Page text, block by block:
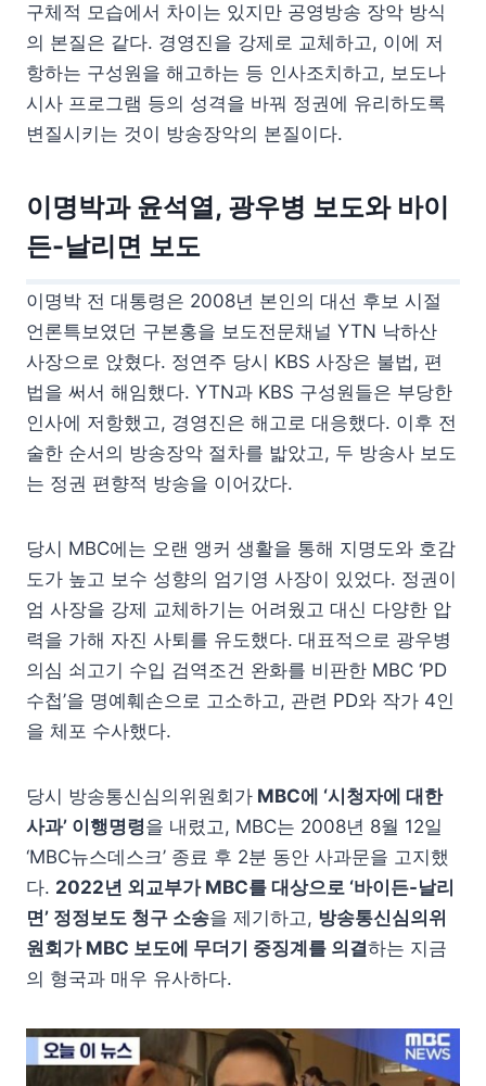
구체적 모습에서 차이는 있지만 공영방송 장악 방식
의 본질은 같다. 경영진을 강제로 교체하고, 이에 저
항하는 구성원을 해고하는 등 인사조치하고, 보도나
시사 프로그램 등의 성격을 바꿔 정권에 유리하도록
변질시키는 것이 방송장악의 본질이다.
이명박과 윤석열, 광우병 보도와 바이
든-날리면 보도
이명박 전 대통령은 2008년 본인의 대선 후보 시절
언론특보였던 구본홍을 보도전문채널 YTN 낙하산
사장으로 앉혔다. 정연주 당시 KBS 사장은 불법, 편
법을 써서 해임했다. YTN과 KBS 구성원들은 부당한
인사에 저항했고, 경영진은 해고로 대응했다. 이후 전
술한 순서의 방송장악 절차를 밟았고, 두 방송사 보도
는 정권 편향적 방송을 이어갔다.
당시 MBC에는 오랜 앵커 생활을 통해 지명도와 호감
도가 높고 보수 성향의 엄기영 사장이 있었다. 정권이
엄 사장을 강제 교체하기는 어려웠고 대신 다양한 압
력을 가해 자진 사퇴를 유도했다. 대표적으로 광우병
의심 쇠고기 수입 검역조건 완화를 비판한 MBC ‘PD
수첩’을 명예훼손으로 고소하고, 관련 PD와 작가 4인
을 체포 수사했다.
당시 방송통신심의위원회가 MBC에 ‘시청자에 대한
사과’ 이행명령을 내렸고, MBC는 2008년 8월 12일
‘MBC뉴스데스크’ 종료 후 2분 동안 사과문을 고지했
다. 2022년 외교부가 MBC를 대상으로 ‘바이든-날리
면’ 정정보도 청구 소송을 제기하고, 방송통신심의위
원회가 MBC 보도에 무더기 중징계를 의결하는 지금
의 형국과 매우 유사하다.